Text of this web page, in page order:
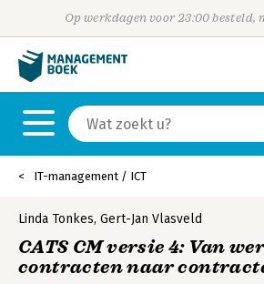
Op werkdagen voor 23:00 besteld,
IT-management / ICT
Linda Tonkes, Gert-Jan Vlasveld
CATS CM versie 4: Van
contracten naar